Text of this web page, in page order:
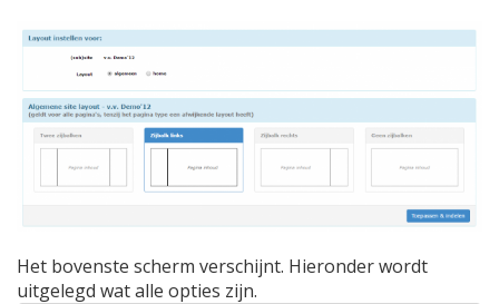
Het bovenste scherm verschijnt. Hieronder wordt
uitgelegd wat alle opties zijn.